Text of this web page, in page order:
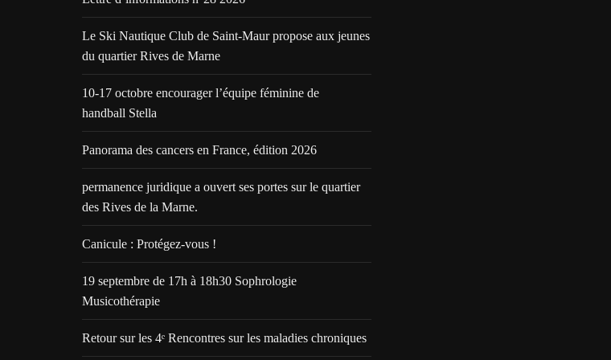
Le Ski Nautique Club de Saint-Maur propose aux jeunes
du quartier Rives de Marne
10-17 octobre encourager l’équipe féminine de
handball Stella
Panorama des cancers en France, édition 2026
permanence juridique a ouvert ses portes sur le quartier
des Rives de la Marne.
Canicule : Protégez-vous !
19 septembre de 17h à 18h30 Sophrologie
Musicothérapie
Retour sur les 4ᵉ Rencontres sur les maladies chroniques